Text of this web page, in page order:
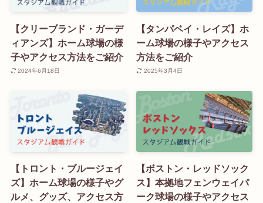
【クリーブランド・ガーデ
ィアンズ】ホーム球場の様
子やアクセス方法をご紹介
2024年6月18日
【タンパベイ・レイズ】ホ
ーム球場の様子やアクセス
方法をご紹介
2025年3月4日
【トロント・ブルージェイ
ズ】ホーム球場の様子やグ
ルメ、グッズ、アクセス方
【ボストン・レッドソック
ス】本拠地フェンウェイパ
ーク球場の様子やアクセス